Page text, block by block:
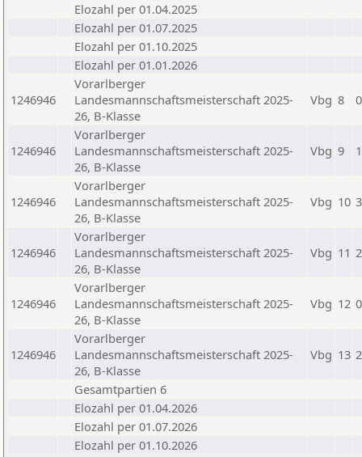
Elozahl per 01.04.2025
Elozahl per 01.07.2025
Elozahl per 01.10.2025
Elozahl per 01.01.2026
1246946
Vorarlberger
Landesmannschaftsmeisterschaft 2025-
26, B-Klasse
Vbg 8
1246946
Vorarlberger
Landesmannschaftsmeisterschaft 2025-
26, B-Klasse
Vbg 9
1246946
Vorarlberger
Landesmannschaftsmeisterschaft 2025-
26, B-Klasse
Vbg 10
1246946
Vorarlberger
Landesmannschaftsmeisterschaft 2025-
26, B-Klasse
Vbg 11
1246946
Vorarlberger
Landesmannschaftsmeisterschaft 2025-
26, B-Klasse
Vbg 12
1246946
Vorarlberger
Landesmannschaftsmeisterschaft 2025-
26, B-Klasse
Vbg 13
Gesamtpartien 6
Elozahl per 01.04.2026
Elozahl per 01.07.2026
Elozahl per 01.10.2026